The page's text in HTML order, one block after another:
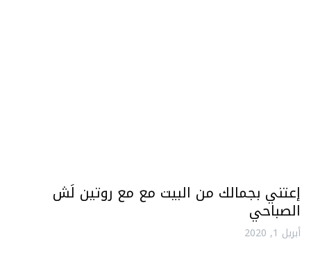
إعتني بجمالك من البيت مع مع روتين لَش
الصباحي
أبريل 1, 2020